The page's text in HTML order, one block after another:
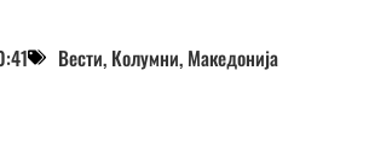
Вести, Колумни, Македонија